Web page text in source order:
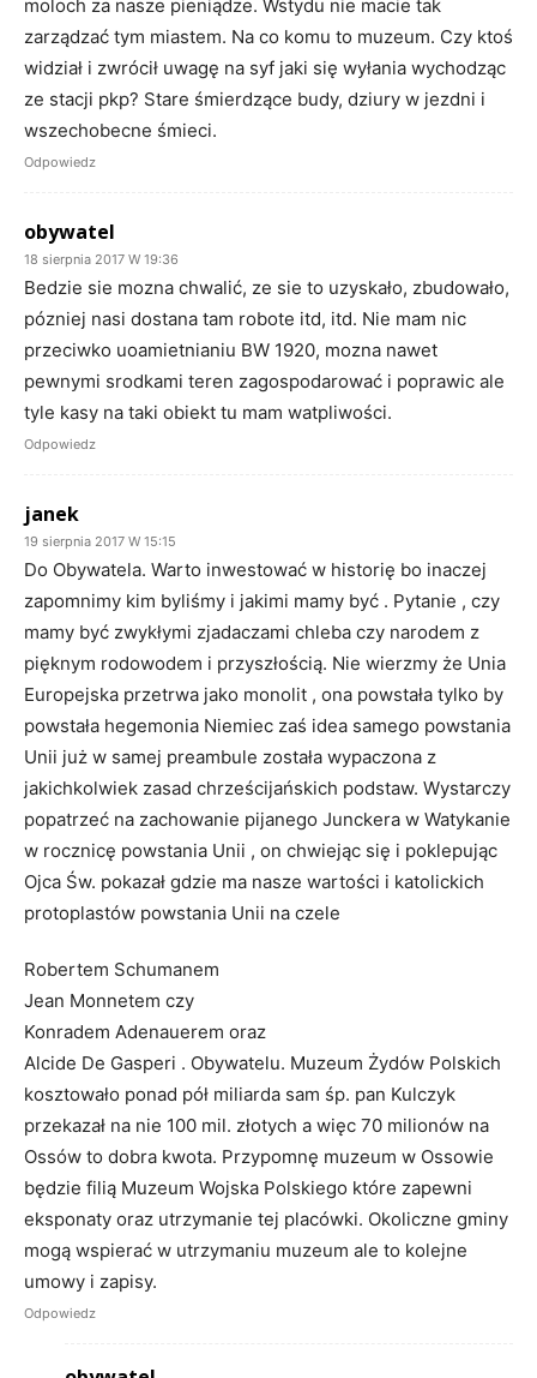
moloch za nasze pieniądze. Wstydu nie macie tak
zarządzać tym miastem. Na co komu to muzeum. Czy ktoś
widział i zwrócił uwagę na syf jaki się wyłania wychodząc
ze stacji pkp? Stare śmierdzące budy, dziury w jezdni i
wszechobecne śmieci.
Odpowiedz
obywatel
18 sierpnia 2017 W 19:36
Bedzie sie mozna chwalić, ze sie to uzyskało, zbudowało,
pózniej nasi dostana tam robote itd, itd. Nie mam nic
przeciwko uoamietnianiu BW 1920, mozna nawet
pewnymi srodkami teren zagospodarować i poprawic ale
tyle kasy na taki obiekt tu mam watpliwości.
Odpowiedz
janek
19 sierpnia 2017 W 15:15
Do Obywatela. Warto inwestować w historię bo inaczej
zapomnimy kim byliśmy i jakimi mamy być . Pytanie , czy
mamy być zwykłymi zjadaczami chleba czy narodem z
pięknym rodowodem i przyszłością. Nie wierzmy że Unia
Europejska przetrwa jako monolit , ona powstała tylko by
powstała hegemonia Niemiec zaś idea samego powstania
Unii już w samej preambule została wypaczona z
jakichkolwiek zasad chrześcijańskich podstaw. Wystarczy
popatrzeć na zachowanie pijanego Junckera w Watykanie
w rocznicę powstania Unii , on chwiejąc się i poklepując
Ojca Św. pokazał gdzie ma nasze wartości i katolickich
protoplastów powstania Unii na czele
Robertem Schumanem
Jean Monnetem czy
Konradem Adenauerem oraz
Alcide De Gasperi . Obywatelu. Muzeum Żydów Polskich
kosztowało ponad pół miliarda sam śp. pan Kulczyk
przekazał na nie 100 mil. złotych a więc 70 milionów na
Ossów to dobra kwota. Przypomnę muzeum w Ossowie
będzie filią Muzeum Wojska Polskiego które zapewni
eksponaty oraz utrzymanie tej placówki. Okoliczne gminy
mogą wspierać w utrzymaniu muzeum ale to kolejne
umowy i zapisy.
Odpowiedz